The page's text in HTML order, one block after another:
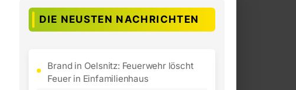
DIE NEUSTEN NACHRICHTEN
Brand in Oelsnitz: Feuerwehr löscht
Feuer in Einfamilienhaus